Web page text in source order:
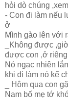
hỏi dò chúng
- Con đi làm nếu
ở
Mình gào lên với
_Không được
được con ,ở riêng
Nó ngạc nhiên
khi đi làm nó kể
_ Hôm qua con
Nam bố mẹ tớ